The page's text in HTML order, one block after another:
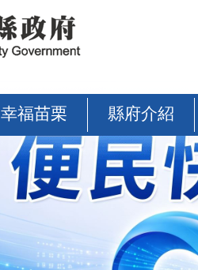
幸福苗栗 縣府介紹